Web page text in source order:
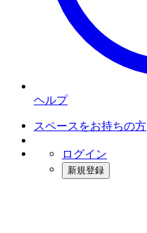
ヘルプ
スペースをお持ちの方
ログイン
新規登録